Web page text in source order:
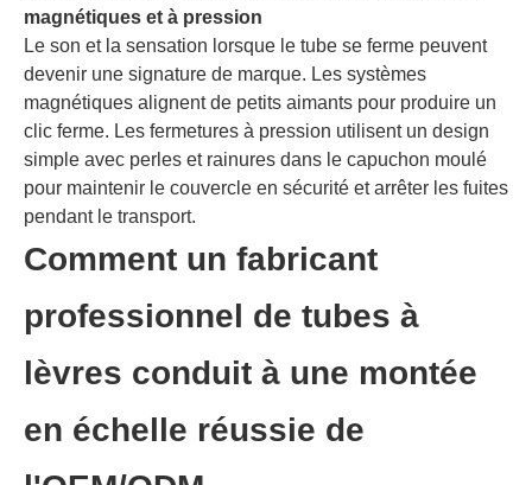
magnétiques et à pression
Le son et la sensation lorsque le tube se ferme peuvent
devenir une signature de marque. Les systèmes
magnétiques alignent de petits aimants pour produire un
clic ferme. Les fermetures à pression utilisent un design
simple avec perles et rainures dans le capuchon moulé
pour maintenir le couvercle en sécurité et arrêter les fuites
pendant le transport.
Comment un fabricant
professionnel de tubes à
lèvres conduit à une montée
en échelle réussie de